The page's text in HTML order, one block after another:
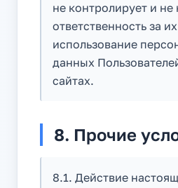
не контролирует и не
ответственность за
использование
данных
сайтах.
8. Прочие
8.1. Действие